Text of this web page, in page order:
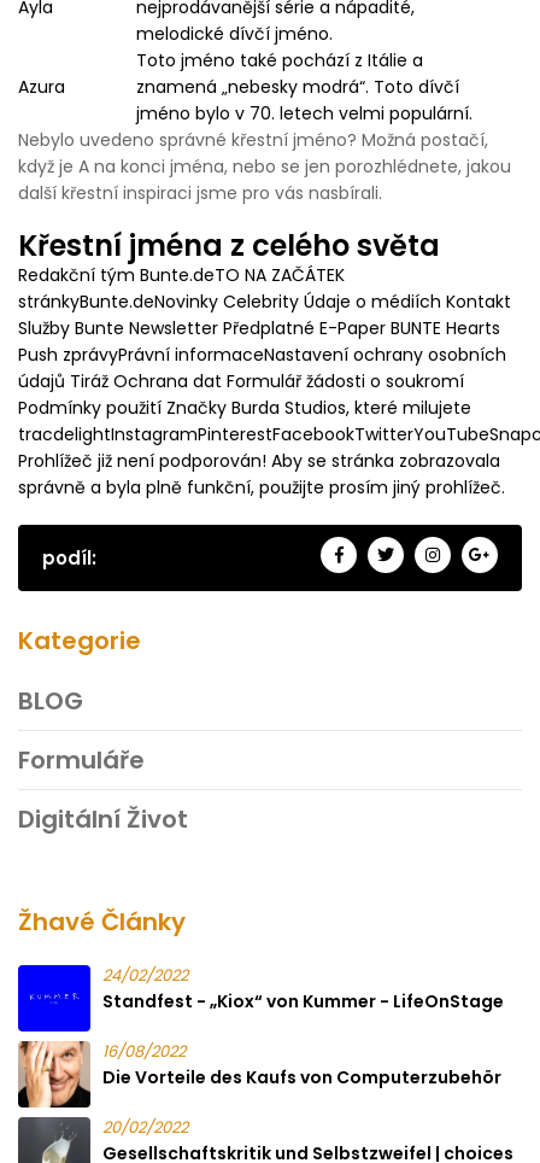
Ayla
nejprodávanější série a nápadité,
melodické dívčí jméno.
Azura
Toto jméno také pochází z Itálie a
znamená „nebesky modrá“. Toto dívčí
jméno bylo v 70. letech velmi populární.
Nebylo uvedeno správné křestní jméno? Možná postačí,
když je A na konci jména, nebo se jen porozhlédnete, jakou
další křestní inspiraci jsme pro vás nasbírali.
Křestní jména z celého světa
Redakční tým Bunte.deTO NA ZAČÁTEK
stránkyBunte.deNovinky Celebrity Údaje o médiích Kontakt
Služby Bunte Newsletter Předplatné E-Paper BUNTE Hearts
Push zprávyPrávní informaceNastavení ochrany osobních
údajů Tiráž Ochrana dat Formulář žádosti o soukromí
Podmínky použití Značky Burda Studios, které milujete
Prohlížeč již není podporován! Aby se stránka zobrazovala
správně a byla plně funkční, použijte prosím jiný prohlížeč.
podíl:
Kategorie
BLOG
Formuláře
Digitální Život
Žhavé Články
24/02/2022
Standfest - „Kiox“ von Kummer - LifeOnStage
16/08/2022
Die Vorteile des Kaufs von Computerzubehör
20/02/2022
Gesellschaftskritik und Selbstzweifel | choices